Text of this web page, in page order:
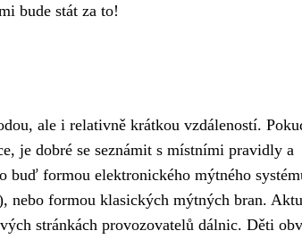
bude stát za to!
ale i relativně krátkou vzdáleností.
je dobré se seznámit s místními pravidly a
buď formou elektronického mýtného
nebo formou klasických mýtných bran.
stránkách provozovatelů dálnic. Děti